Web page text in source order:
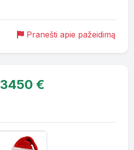
Pranešti apie pažeidimą
3450 €